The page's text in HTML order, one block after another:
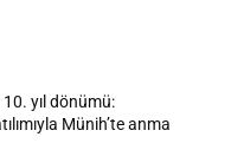
10. yıl dönümü:
Münih’te anma